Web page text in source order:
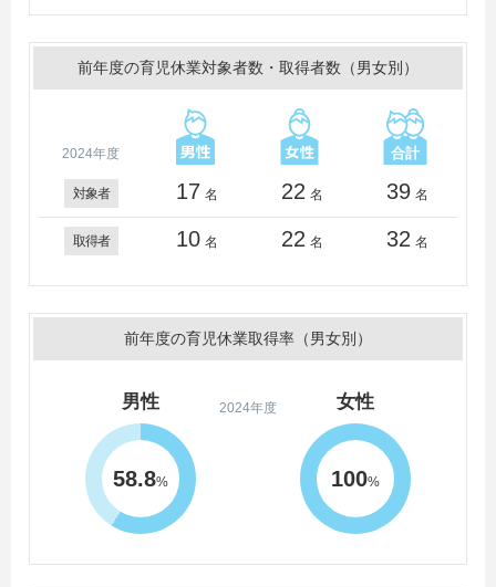
前年度の育児休業対象者数・取得者数（男女別）
2024年度
対象者 17 名 22 名 39 名
取得者 10 名 22 名 32 名
前年度の育児休業取得率（男女別）
2024年度
男性
58.8%
女性
100%